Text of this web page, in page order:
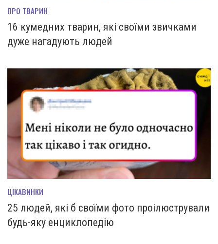
ПРО ТВАРИН
16 кумедних тварин, які своїми звичками
дуже нагадують людей
ЦІКАВИНКИ
25 людей, які б своїми фото проілюстрували
будь-яку енциклопедію